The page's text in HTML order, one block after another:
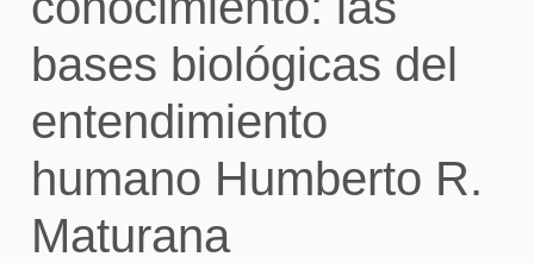
bases biológicas del
entendimiento
humano Humberto R.
Maturana